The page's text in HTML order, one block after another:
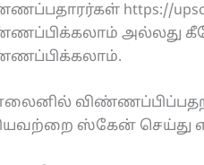
https://
அல்லது
ஸ்கேன் செய்து